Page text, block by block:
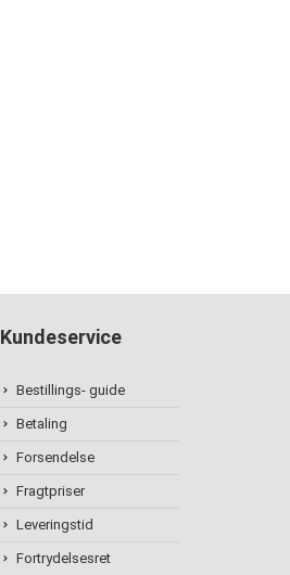
Kundeservice
Bestillings- guide
Betaling
Forsendelse
Fragtpriser
Leveringstid
Fortrydelsesret